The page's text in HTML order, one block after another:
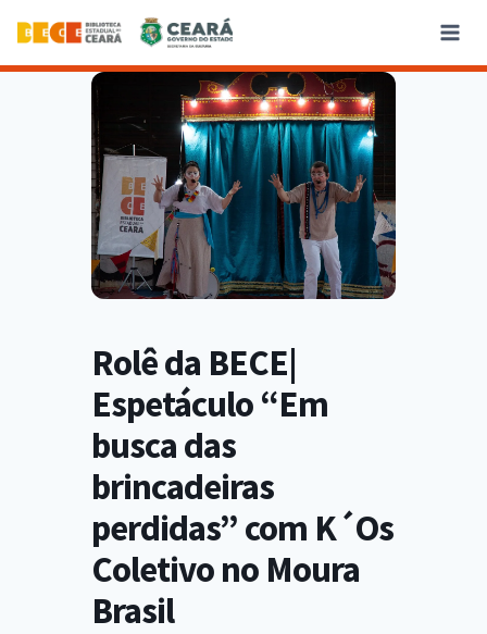
Rolê da BECE|
Espetáculo “Em
busca das
brincadeiras
perdidas” com K´Os
Coletivo no Moura
Brasil